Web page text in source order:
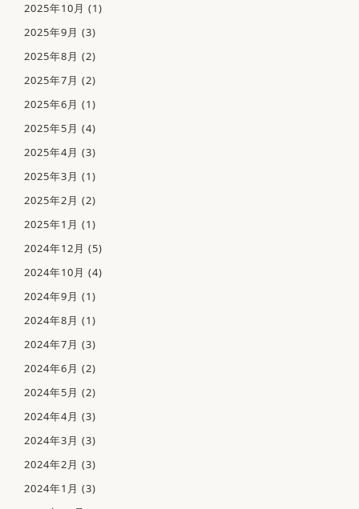
2025年10月 (1)
2025年9月 (3)
2025年8月 (2)
2025年7月 (2)
2025年6月 (1)
2025年5月 (4)
2025年4月 (3)
2025年3月 (1)
2025年2月 (2)
2025年1月 (1)
2024年12月 (5)
2024年10月 (4)
2024年9月 (1)
2024年8月 (1)
2024年7月 (3)
2024年6月 (2)
2024年5月 (2)
2024年4月 (3)
2024年3月 (3)
2024年2月 (3)
2024年1月 (3)